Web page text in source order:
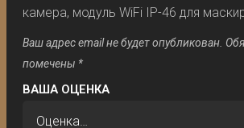
камера, модуль WiFi IP-46 для
Ваш адрес email не будет опубликован.
помечены *
ВАША ОЦЕНКА